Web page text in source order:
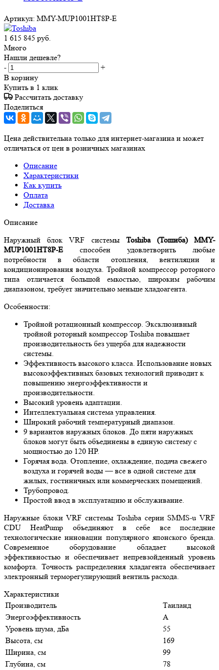
Артикул: MMY-MUP1001HT8P-E
1 615 845 руб.
Много
Нашли дешевле?
-
+
В корзину
Купить в 1 клик
Рассчитать доставку
Поделиться
Цена действительна только для интернет-магазина и может
отличаться от цен в розничных магазинах
Описание
Характеристики
Как купить
Оплата
Доставка
Описание
Наружный блок VRF системы Toshiba (Тошиба) MMY-
MUP1001HT8P-E способен удовлетворить любые
потребности в области отопления, вентиляции и
кондиционирования воздуха. Тройной компрессор роторного
типа отличается большой емкостью, широким рабочим
диапазоном, требует значительно меньше хладоагента.
Особенности:
Тройной ротационный компрессор. Эксклюзивный
тройной роторный компрессор Toshiba повышает
производительность без ущерба для надежности
системы.
Эффективность высокого класса. Использование новых
высокоэффективных базовых технологий приводит к
повышению энергоэффективности и
производительности.
Высокий уровень адаптации.
Интеллектуальная система управления.
Широкий рабочий температурный диапазон.
9 вариантов наружных блоков. До пяти наружных
блоков могут быть объединены в единую систему с
мощностью до 120 HP.
Горячая вода. Отопление, охлаждение, подача свежего
воздуха и горячей воды — все в одной системе для
жилых, гостиничных или коммерческих помещений.
Трубопровод.
Простой ввод в эксплуатацию и обслуживание.
Наружные блоки VRF системы Toshiba серии SMMS-u VRF
CDU HeatPump объединяют в себе все последние
технологические инновации популярного японского бренда.
Современное оборудование обладает высокой
эффективностью и обеспечивает непревзойденный уровень
комфорта. Точность распределения хладагента обеспечивает
электронный терморегулирующий вентиль расхода.
Характеристики
Производитель
Таиланд
Энергоэффективность
A
Уровень шума, дБа
55
Высота, см
169
Ширина, см
99
Глубина, см
78